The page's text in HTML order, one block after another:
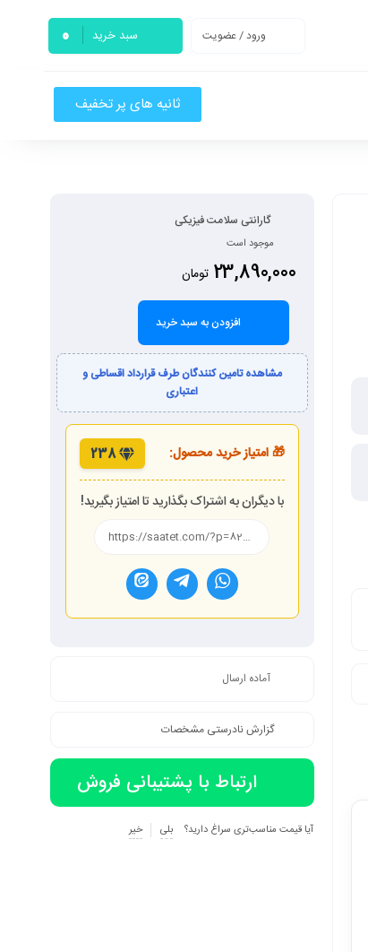
ورود / عضویت سبد خرید 0
ثانیه های پر تخفیف
گارانتی سلامت فیزیکی
موجود است
23,890,000 تومان
افزودن به سبد خرید
مشاهده تامین کنندگان طرف قرارداد اقساطی و
اعتباری
🎁 امتیاز خرید محصول: 238
با دیگران به اشتراک بگذارید تا امتیاز بگیرید!
آماده ارسال
گزارش نادرستی مشخصات
ارتباط با پشتیبانی فروش
آیا قیمت مناسب‌تری سراغ دارید؟ بلی خیر